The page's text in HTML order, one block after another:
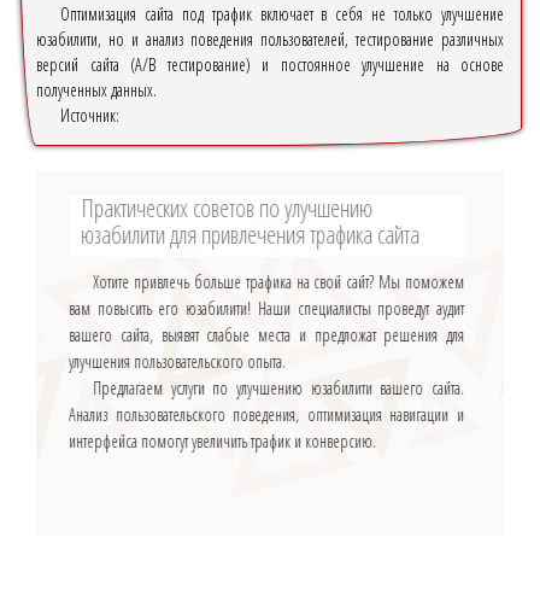
Оптимизация сайта под трафик включает в себя не только улучшение
юзабилити, но и анализ поведения пользователей, тестирование различных
версий сайта (A/B тестирование) и постоянное улучшение на основе
полученных данных.
Источник:
Практических советов по улучшению
юзабилити для привлечения трафика сайта
Хотите привлечь больше трафика на свой сайт? Мы поможем
вам повысить его юзабилити! Наши специалисты проведут аудит
вашего сайта, выявят слабые места и предложат решения для
улучшения пользовательского опыта.
Предлагаем услуги по улучшению юзабилити вашего сайта.
Анализ пользовательского поведения, оптимизация навигации и
интерфейса помогут увеличить трафик и конверсию.